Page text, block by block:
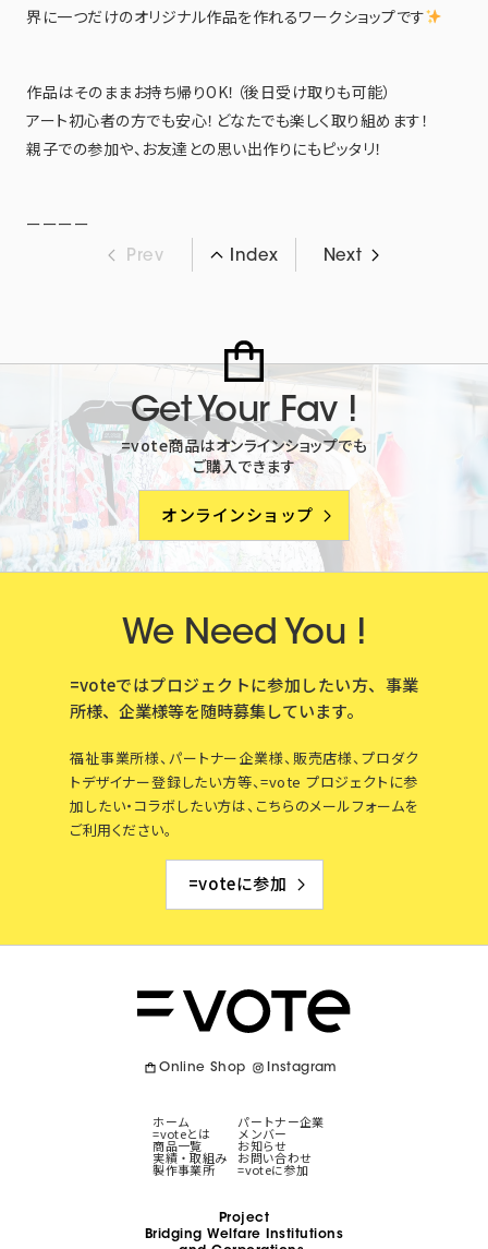
界に一つだけのオリジナル作品を作れるワークショップです
作品はそのままお持ち帰りOK！（後日受け取りも可能）
アート初心者の方でも安心！どなたでも楽しく取り組めます！
親子での参加や、お友達との思い出作りにもピッタリ！
ーーーー
Prev Index Next
Get Your Fav !
=vote商品はオンラインショップでも
ご購入できます
オンラインショップ
We Need You !
=voteではプロジェクトに参加したい方、事業
所様、企業様等を随時募集しています。
福祉事業所様、パートナー企業様、販売店様、プロダク
トデザイナー登録したい方等、=vote プロジェクトに参
加したい・コラボしたい方は、こちらのメールフォームを
ご利用ください。
=voteに参加
Online Shop Instagram
ホーム
=voteとは
商品一覧
実績・取組み
製作事業所
パートナー企業
メンバー
お知らせ
お問い合わせ
=voteに参加
Project
Bridging Welfare Institutions